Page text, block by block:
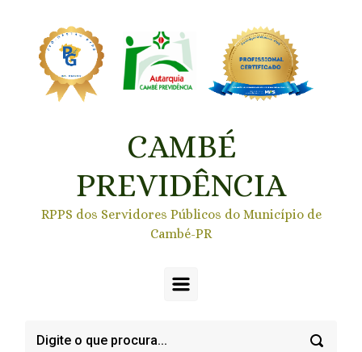
CAMBÉ
PREVIDÊNCIA
RPPS dos Servidores Públicos do Município de
Cambé-PR